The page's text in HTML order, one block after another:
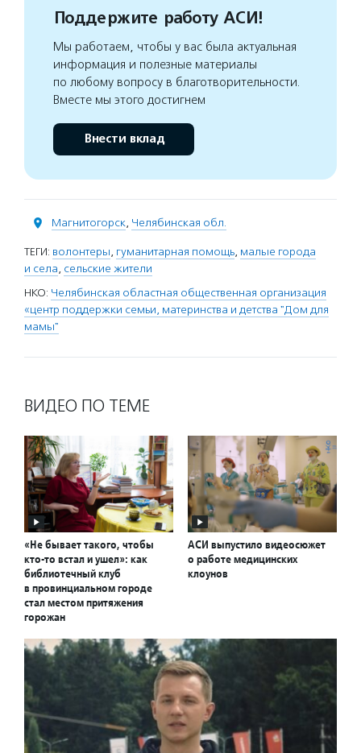
Поддержите работу АСИ!
Мы работаем, чтобы у вас была актуальная
информация и полезные материалы
по любому вопросу в благотворительности.
Вместе мы этого достигнем
Внести вклад
Магнитогорск, Челябинская обл.
ТЕГИ: волонтеры, гуманитарная помощь, малые города
и села, сельские жители
НКО: Челябинская областная общественная организация
«центр поддержки семьи, материнства и детства "Дом для
мамы"
ВИДЕО ПО ТЕМЕ
«Не бывает такого, чтобы
кто-то встал и ушел»: как
библиотечный клуб
в провинциальном городе
стал местом притяжения
горожан
АСИ выпустило видеосюжет
о работе медицинских
клоунов